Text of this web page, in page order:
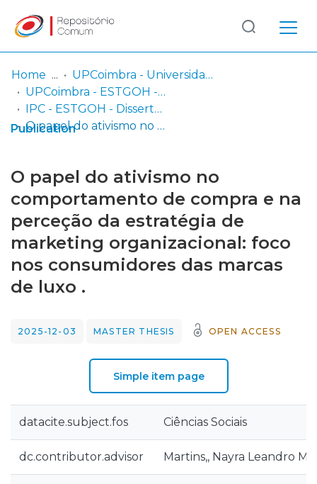
Communities
& Collections
Entities
Statistics
Log
In
(current)
Home
UPCoimbra - Universidade Politécnica de Coimbra
UPCoimbra - ESTGOH - Escola Superior de Tecnologia e Gestão de Oliveira do Hospital
IPC - ESTGOH - Dissertações de Mestrado
O papel do ativismo no comportamento de compra e na perceção da estratégia de marketing organizacional: foco nos consumidores das marcas de luxo .
Publication
O papel do ativismo no
comportamento de compra e na
perceção da estratégia de
marketing organizacional: foco
nos consumidores das marcas
de luxo .
2025-12-03 MASTER THESIS OPEN ACCESS
Simple item page
datacite.subject.fos Ciências Sociais
dc.contributor.advisor Martins,, Nayra Leandro